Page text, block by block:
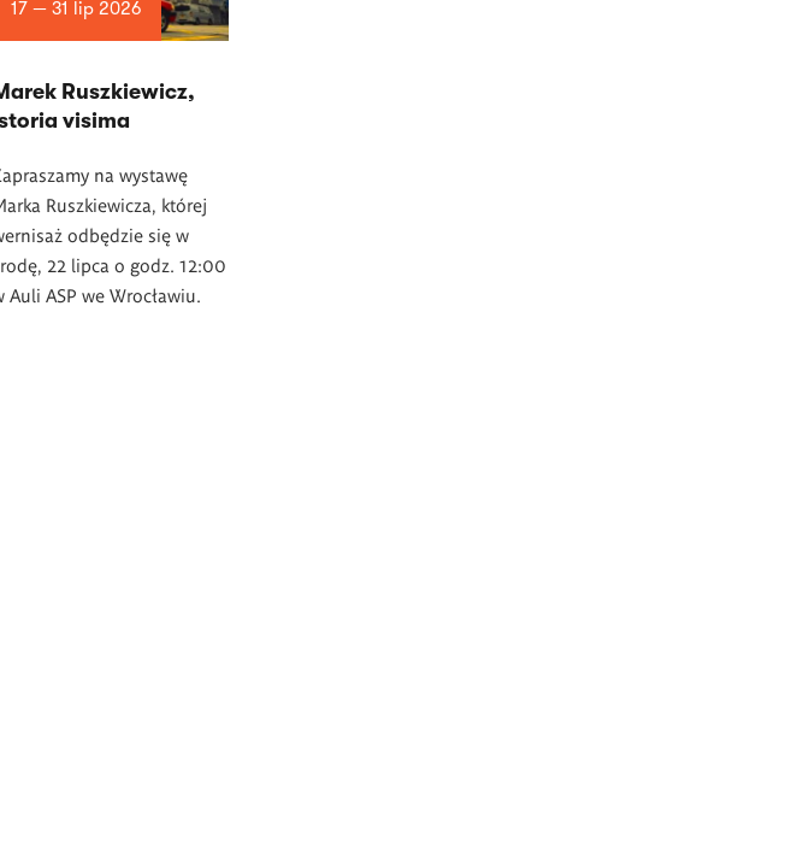
17 — 31 lip 2026
Ruszkiewicz,
visima
na wystawę
Ruszkiewicza, której
odbędzie się w
22 lipca o godz. 12:00
Auli ASP we Wrocławiu.